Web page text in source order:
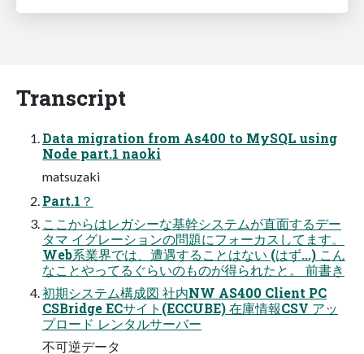
Transcript
Data migration from As400 to MySQL using
Node part.1 naoki
matsuzaki
Part.1？
ここからはレガシーな基幹システムが直面するデー
タマ イグレーションの問題にフォーカスしてます。
Web系業界では、遭遇することはない (はず...) こん
なことやってるぐらいのものが得られたと。 前書き
初期システム構成図 社内NW AS400 Client PC
CSBridge ECサイト(ECCUBE) 在庫情報CSV アッ
プロード レンタルサーバー
不可逆データ